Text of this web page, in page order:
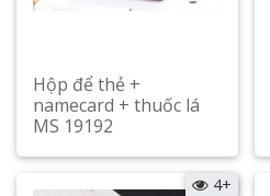
Hộp để thẻ +
namecard + thuốc lá
MS 19192
Xem chi tiết
4+